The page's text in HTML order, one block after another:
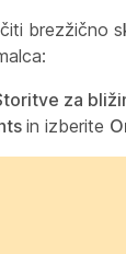
brezžično
za
in izberite